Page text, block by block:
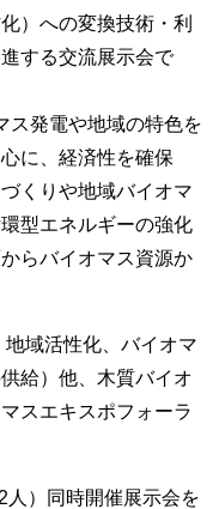
）への変換技術・利
する交流展示会で
ス発電や地域の特色を
に、経済性を確保
くりや地域バイオマ
型エネルギーの強化
らバイオマス資源か
域活性化、バイオマ
給）他、木質バイオ
スエキスポフォーラ
）同時開催展示会を